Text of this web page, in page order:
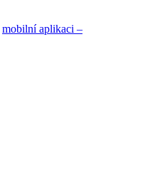
mobilní aplikaci –